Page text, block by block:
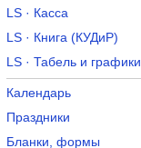
LS · Касса
LS · Книга (КУДиР)
LS · Табель и графики
Календарь
Праздники
Бланки, формы